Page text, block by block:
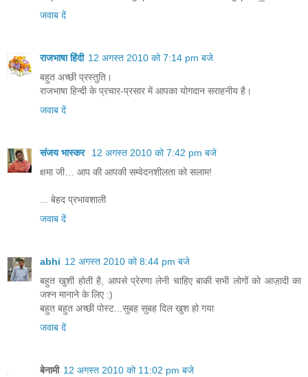
जवाब दें
राजभाषा हिंदी 12 अगस्त 2010 को 7:14 pm बजे
बहुत अच्छी प्रस्तुति।
राजभाषा हिन्दी के प्रचार-प्रसार में आपका योगदान सराहनीय है।
जवाब दें
संजय भास्‍कर
12 अगस्त 2010 को 7:42 pm बजे
क्षमा जी… आप की आपकी सम्वेदनशीलता को सलाम!
... बेहद प्रभावशाली
जवाब दें
abhi 12 अगस्त 2010 को 8:44 pm बजे
बहुत खुशी होती है, आपसे प्रेरणा लेनी चाहिए बाकी सभी लोगों को आज़ादी का
जश्न मानाने के लिए :)
बहुत बहुत अच्छी पोस्ट...सुबह सुबह दिल खुश हो गया
जवाब दें
बेनामी 12 अगस्त 2010 को 11:02 pm बजे